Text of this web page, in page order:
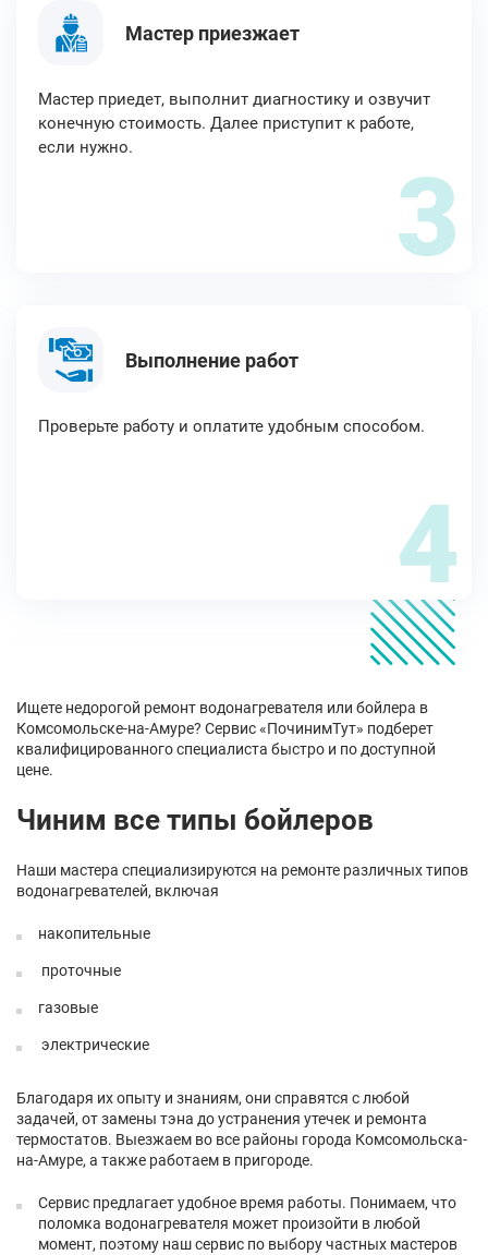
Мастер приезжает
Мастер приедет, выполнит диагностику и озвучит
конечную стоимость. Далее приступит к работе,
если нужно.
3
Выполнение работ
Проверьте работу и оплатите удобным способом.
4
Ищете недорогой ремонт водонагревателя или бойлера в
Комсомольске-на-Амуре? Сервис «ПочинимТут» подберет
квалифицированного специалиста быстро и по доступной
цене.
Чиним все типы бойлеров
Наши мастера специализируются на ремонте различных типов
водонагревателей, включая
накопительные
проточные
газовые
электрические
Благодаря их опыту и знаниям, они справятся с любой
задачей, от замены тэна до устранения утечек и ремонта
термостатов. Выезжаем во все районы города Комсомольска-
на-Амуре, а также работаем в пригороде.
Сервис предлагает удобное время работы. Понимаем, что
поломка водонагревателя может произойти в любой
момент, поэтому наш сервис по выбору частных мастеров